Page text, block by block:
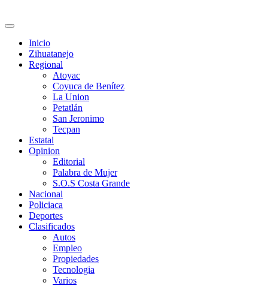
Primary
Inicio
Zihuatanejo
Regional
Atoyac
Coyuca de Benítez
La Union
Petatlán
San Jeronimo
Tecpan
Estatal
Opinion
Editorial
Palabra de Mujer
S.O.S Costa Grande
Nacional
Policiaca
Deportes
Clasificados
Autos
Empleo
Propiedades
Tecnologia
Varios